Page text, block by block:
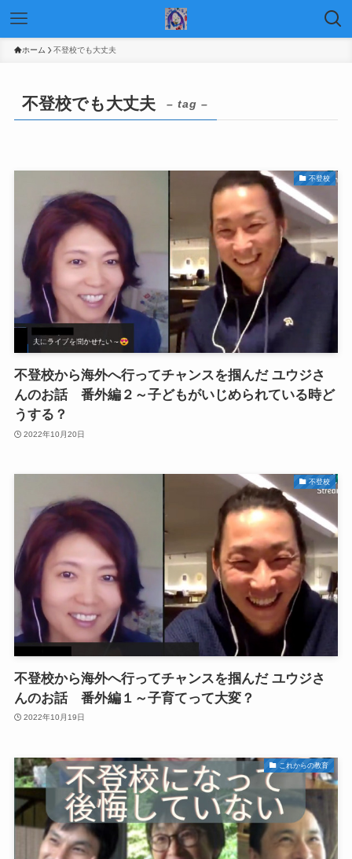
ホーム 不登校でも大丈夫
不登校でも大丈夫 – tag –
不登校
不登校から海外へ行ってチャンスを掴んだ ユウジさ
んのお話 番外編２～子どもがいじめられている時ど
うする？
2022年10月20日
不登校
不登校から海外へ行ってチャンスを掴んだ ユウジさ
んのお話 番外編１～子育てって大変？
2022年10月19日
これからの教育